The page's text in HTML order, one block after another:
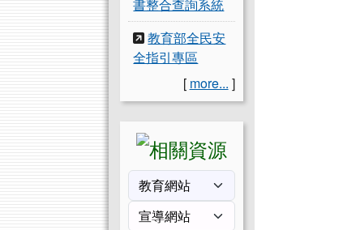
書整合查詢系統
教育部全民安
全指引專區
[ more... ]